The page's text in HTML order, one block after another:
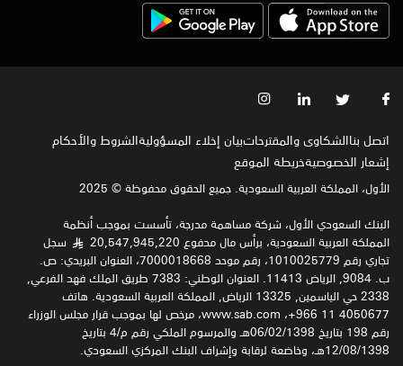
اتصل بناالشكاوى والمقترحاتبيان إخلاء المسؤوليةالشروط والأحكام
إشعار الخصوصية‍خريطة الموقع
الأول، المملكة العربية السعودية. جميع الحقوق محفوظة © 2025
البنك السعودي الأول، شركة مساهمة مدرجة، تأسست بموجب أنظمة
المملكة العربية السعودية، برأس مال مدفوع 20,547,945,220
§
سجل
تجاري رقم 1010025779، رقم موحد 7000018668، العنوان البريدي: ص.
ب. 9084, الرياض 11413. العنوان الوطني: 7383 طريق الملك فهد الفرعي,
2338 حي الياسمين, 13325 الرياض, المملكة العربية السعودية. هاتف
4050677 11 966+، www.sab.com، مرخص لها بموجب قرار مجلس الوزراء
رقم 198 بتاريخ 06/02/1398هـ والمرسوم الملكي رقم م/4 بتاريخ
12/08/1398هـ، وخاضعة لرقابة وإشراف البنك المركزي السعودي.